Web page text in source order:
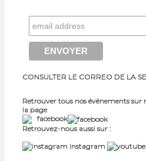
CONSULTER LE CORREO DE LA
Retrouver tous nos événements sur
la page
facebook
Retrouvez-nous aussi sur :
instagram